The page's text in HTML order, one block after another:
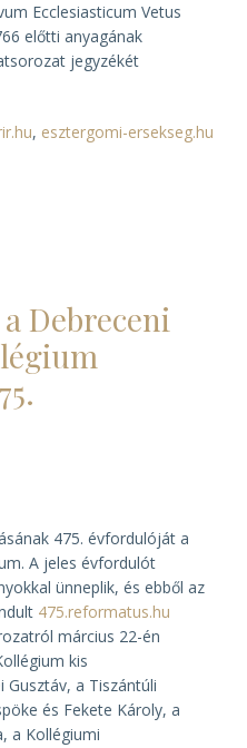
Ecclesiasticum Vetus
előtti anyagának
jegyzékét
, esztergomi-ersekseg.hu
Debreceni
475. évfordulóját a
A jeles évfordulót
ünneplik, és ebből az
475.reformatus.hu
március 22-én
kis
a Tiszántúli
és Fekete Károly, a
a Kollégiumi